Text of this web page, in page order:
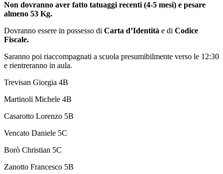
Non dovranno aver fatto tatuaggi recenti (4-5 mesi) e pesare
almeno 53 Kg.
Dovranno essere in possesso di Carta d’Identità e di Codice
Fiscale.
Saranno poi riaccompagnati a scuola presumibilmente verso le 12:30
e rientreranno in aula.
Trevisan Giorgia 4B
Martinoli Michele 4B
Casarotto Lorenzo 5B
Vencato Daniele 5C
Borò Christian 5C
Zanotto Francesco 5B